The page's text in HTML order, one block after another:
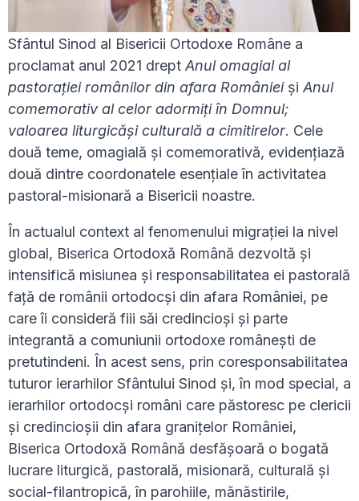
Sfântul Sinod al Bisericii Ortodoxe Române a
proclamat anul 2021 drept Anul omagial al
pastorației românilor din afara României și Anul
comemorativ al celor adormiți în Domnul;
valoarea liturgicăși culturală a cimitirelor. Cele
două teme, omagială și comemorativă, evidențiază
două dintre coordonatele esențiale în activitatea
pastoral-misionară a Bisericii noastre.
În actualul context al fenomenului migrației la nivel
global, Biserica Ortodoxă Română dezvoltă și
intensifică misiunea și responsabilitatea ei pastorală
față de românii ortodocși din afara României, pe
care îi consideră fiii săi credincioși și parte
integrantă a comuniunii ortodoxe românești de
pretutindeni. În acest sens, prin coresponsabilitatea
tuturor ierarhilor Sfântului Sinod și, în mod special, a
ierarhilor ortodocși români care păstoresc pe clericii
și credincioșii din afara granițelor României,
Biserica Ortodoxă Română desfășoară o bogată
lucrare liturgică, pastorală, misionară, culturală și
social-filantropică, în parohiile, mănăstirile,